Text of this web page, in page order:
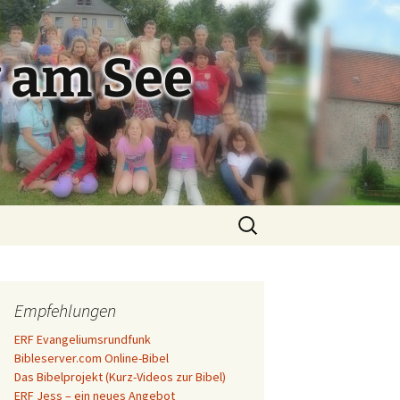
See
Suchen
nach:
Empfehlungen
ERF Evangeliumsrundfunk
Bibleserver.com Online-Bibel
Das Bibelprojekt (Kurz-Videos zur Bibel)
ERF Jess – ein neues Angebot